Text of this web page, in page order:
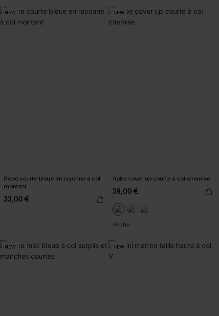
NEW
Robe courte bleue en rayonne à col
montant
33,00 €
NEW
Robe cover up courte à col chemise
39,00 €
Poche
NEW NEW